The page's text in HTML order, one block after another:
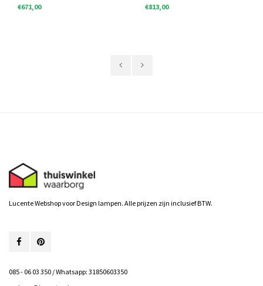
€671,00 €813,00
Lucente Webshop voor Design lampen. Alle prijzen zijn inclusief BTW.
085 - 06 03 350 / Whatsapp: 31850603350